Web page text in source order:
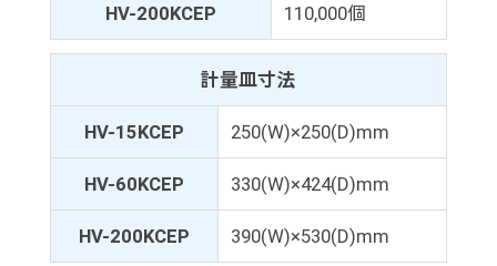
HV-200KCEP 110,000個
計量皿寸法
HV-15KCEP 250(W)×250(D)mm
HV-60KCEP 330(W)×424(D)mm
HV-200KCEP 390(W)×530(D)mm